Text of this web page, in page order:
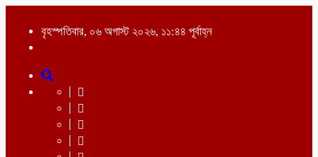
বৃহস্পতিবার, ০৬ অগাস্ট ২০২৬, ১১:৪৪ পূর্বাহ্ন